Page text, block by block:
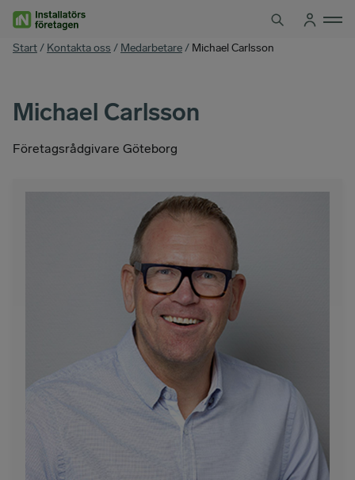
You
Start/ Kontakta oss / Medarbetare/ Michael Carlsson
Michael Carlsson
Företagsrådgivare Göteborg